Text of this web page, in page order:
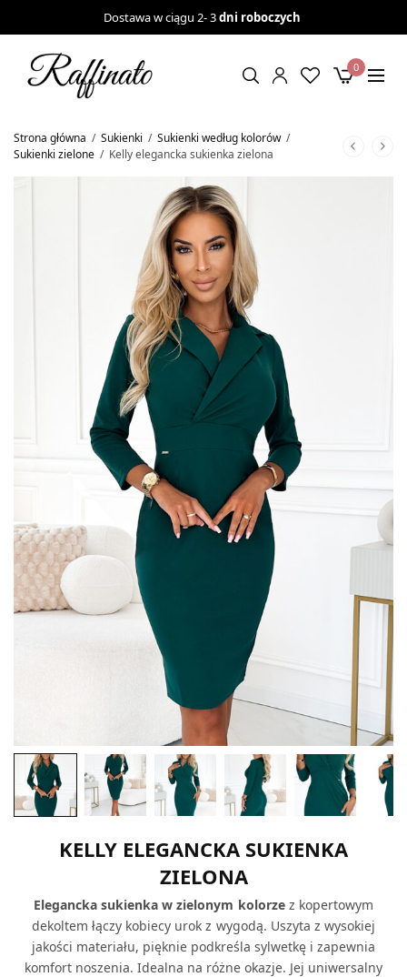
Dostawa w ciągu 2- 3dni roboczych
0
Strona główna / Sukienki / Sukienki według kolorów /
Sukienki zielone / Kelly elegancka sukienka zielona
KELLY ELEGANCKA SUKIENKA
ZIELONA
Elegancka sukienka w zielonym kolorzez kopertowym
dekoltem łączy kobiecy urok z wygodą. Uszyta z wysokiej
jakości materiału, pięknie podkreśla sylwetkę i zapewnia
komfort noszenia. Idealna na różne okazje. Jej uniwersalny